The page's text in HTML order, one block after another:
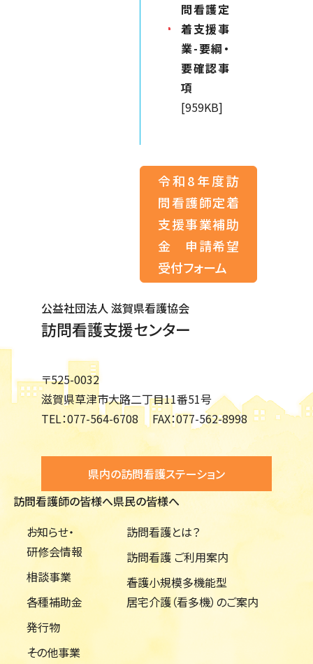
問看護定
着支援事
業-要綱・
要確認事
項
[959KB]
令和8年度訪
問看護師定着
支援事業補助
金 申請希望
受付フォーム
公益社団法人 滋賀県看護協会
訪問看護支援センター
〒525-0032
滋賀県草津市大路二丁目11番51号
TEL：077-564-6708 FAX：077-562-8998
県内の訪問看護ステーション
訪問看護師の皆様へ
お知らせ・
研修会情報
相談事業
各種補助金
発行物
その他事業
県民の皆様へ
訪問看護とは？
訪問看護 ご利用案内
看護小規模多機能型
居宅介護（看多機）のご案内